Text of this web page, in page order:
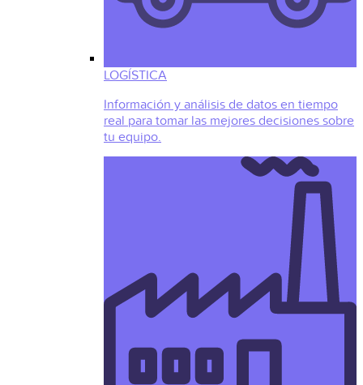
LOGÍSTICA
Información y análisis de datos en tiempo
real para tomar las mejores decisiones sobre
tu equipo.